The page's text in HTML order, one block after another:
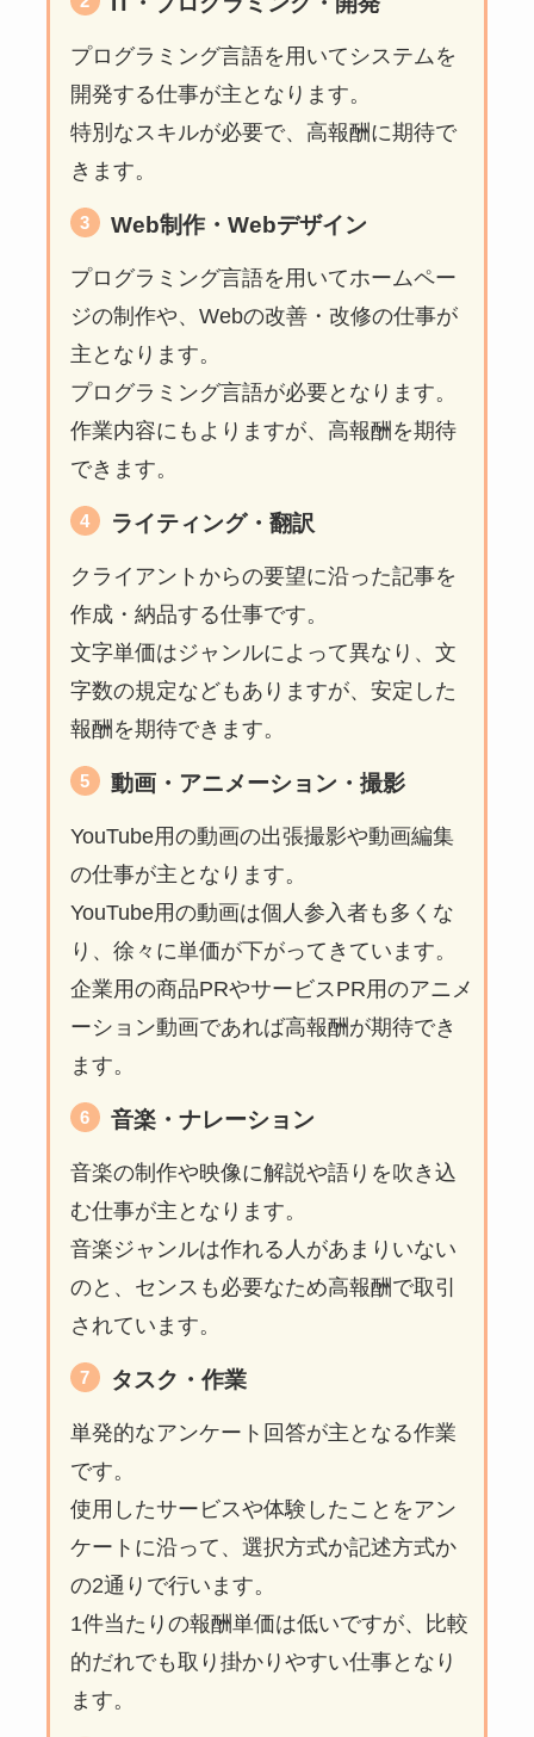
プログラミング言語を用いてシステムを
開発する仕事が主となります。
特別なスキルが必要で、高報酬に期待で
きます。
Web制作・Webデザイン
プログラミング言語を用いてホームペー
ジの制作や、Webの改善・改修の仕事が
主となります。
プログラミング言語が必要となります。
作業内容にもよりますが、高報酬を期待
できます。
ライティング・翻訳
クライアントからの要望に沿った記事を
作成・納品する仕事です。
文字単価はジャンルによって異なり、文
字数の規定などもありますが、安定した
報酬を期待できます。
動画・アニメーション・撮影
YouTube用の動画の出張撮影や動画編集
の仕事が主となります。
YouTube用の動画は個人参入者も多くな
り、徐々に単価が下がってきています。
企業用の商品PRやサービスPR用のアニメ
ーション動画であれば高報酬が期待でき
ます。
音楽・ナレーション
音楽の制作や映像に解説や語りを吹き込
む仕事が主となります。
音楽ジャンルは作れる人があまりいない
のと、センスも必要なため高報酬で取引
されています。
タスク・作業
単発的なアンケート回答が主となる作業
です。
使用したサービスや体験したことをアン
ケートに沿って、選択方式か記述方式か
の2通りで行います。
1件当たりの報酬単価は低いですが、比較
的だれでも取り掛かりやすい仕事となり
ます。